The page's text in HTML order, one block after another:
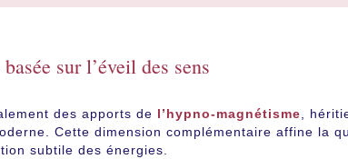
sur l’éveil des sens
des apports de l’hypno-magnétisme ,
Cette dimension complémentaire affine la
subtile des énergies.